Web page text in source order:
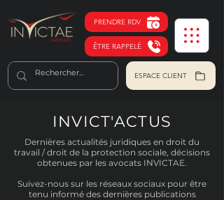
PRENDRE RDV
ÊTRE RAPPELÉ
ESPACE CLIENT
INVICT'ACTUS
Dernières actualités juridiques en droit du
travail / droit de la protection sociale, décisions
obtenues par les avocats INVICTAE.
Suivez-nous sur les réseaux sociaux pour être
tenu informé des dernières publications